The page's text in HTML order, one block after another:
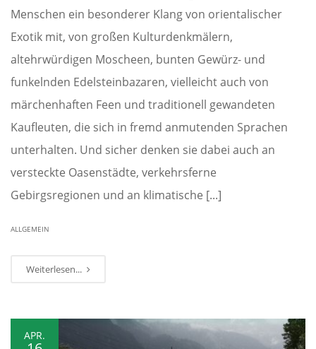
Menschen ein besonderer Klang von orientalischer
Exotik mit, von großen Kulturdenkmälern,
altehrwürdigen Moscheen, bunten Gewürz- und
funkelnden Edelsteinbazaren, vielleicht auch von
märchenhaften Feen und traditionell gewandeten
Kaufleuten, die sich in fremd anmutenden Sprachen
unterhalten. Und sicher denken sie dabei auch an
versteckte Oasenstädte, verkehrsferne
Gebirgsregionen und an klimatische [...]
ALLGEMEIN
Weiterlesen...
APR.